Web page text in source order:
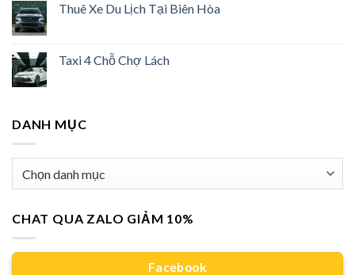
Thuê Xe Du Lịch Tại Biên Hòa
Taxi 4 Chỗ Chợ Lách
DANH MỤC
CHAT QUA ZALO GIẢM 10%
Facebook